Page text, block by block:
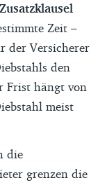
Zusatzklausel
Zeit –
der Versicherer
den
Frist hängt von
meist
die
grenzen die